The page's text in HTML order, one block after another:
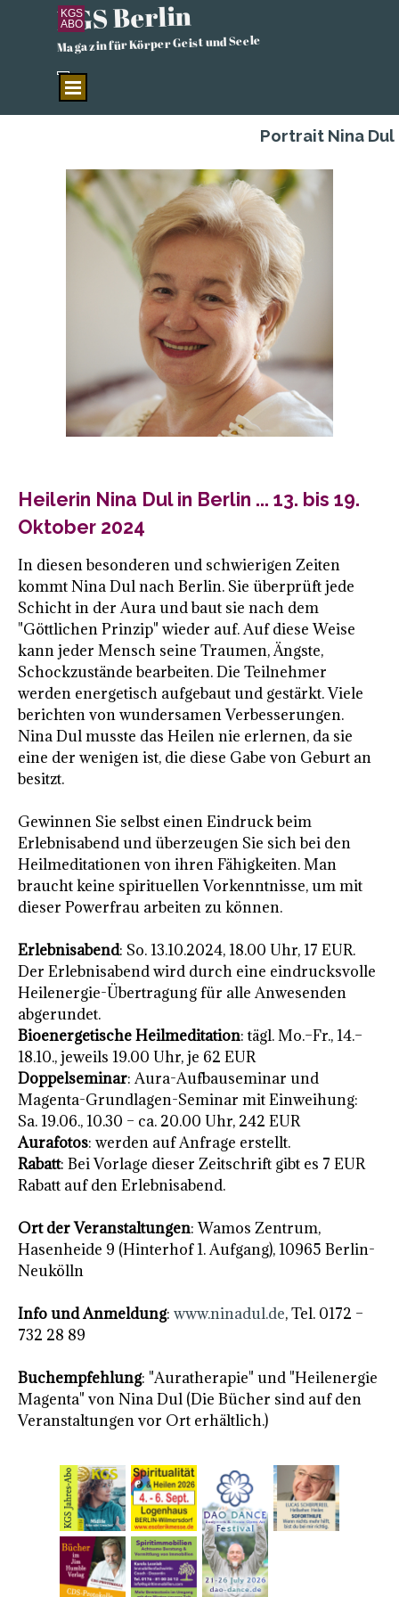
Direkt zum Seiteninhalt
KGS Berlin
Magazin für Körper Geist und Seele
KGS
ABO
Menü überspringen
Portrait Nina Dul
Heilerin Nina Dul in Berlin ... 13. bis 19.
Oktober 2024
In diesen besonderen und schwierigen Zeiten
kommt Nina Dul nach Berlin. Sie überprüft jede
Schicht in der Aura und baut sie nach dem
"Göttlichen Prinzip" wieder auf.Auf diese Weise
kann jeder Mensch seine Traumen, Ängste,
Schockzustände bearbeiten.Die Teilnehmer
werden energetisch aufgebaut und gestärkt. Viele
berichten von wundersamen Verbesserungen.
Nina Dul musste das Heilen nie erlernen, da sie
eine der wenigen ist, die diese Gabe von Geburt an
besitzt.
Gewinnen Sie selbst einen Eindruck beim
Erlebnisabend und überzeugen Sie sich bei den
Heilmeditationen von ihren Fähigkeiten. Man
braucht keine spirituellen Vorkenntnisse, um mit
dieser Powerfrau arbeiten zu können.
Erlebnisabend: So. 13.10.2024, 18.00 Uhr, 17 EUR.
Der Erlebnisabend wird durch eine eindrucksvolle
Heilenergie-Übertragung für alle Anwesenden
abgerundet.
Bioenergetische Heilmeditation: tägl. Mo.–Fr., 14.–
18.10., jeweils 19.00 Uhr, je 62 EUR
Doppelseminar: Aura-Aufbauseminar und
Magenta-Grundlagen-Seminar mit Einweihung:
Sa. 19.06., 10.30 – ca. 20.00 Uhr, 242 EUR
Aurafotos: werden auf Anfrage erstellt.
Rabatt: Bei Vorlage dieser Zeitschrift gibt es 7 EUR
Rabatt auf den Erlebnisabend.
Ort der Veranstaltungen: Wamos Zentrum,
Hasenheide 9 (Hinterhof 1. Aufgang), 10965 Berlin-
Neukölln
Info und Anmeldung: www.ninadul.de, Tel. 0172 –
732 28 89
Buchempfehlung: "Auratherapie" und "Heilenergie
Magenta" von Nina Dul (Die Bücher sind auf den
Veranstaltungen vor Ort erhältlich.)